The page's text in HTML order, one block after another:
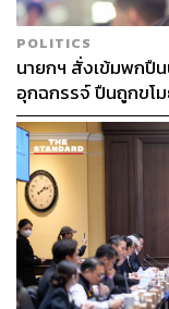
POLITICS
นายกฯ สั่งเข้มพกปืน
อุกฉกรรจ์ ปืนถูกขโ